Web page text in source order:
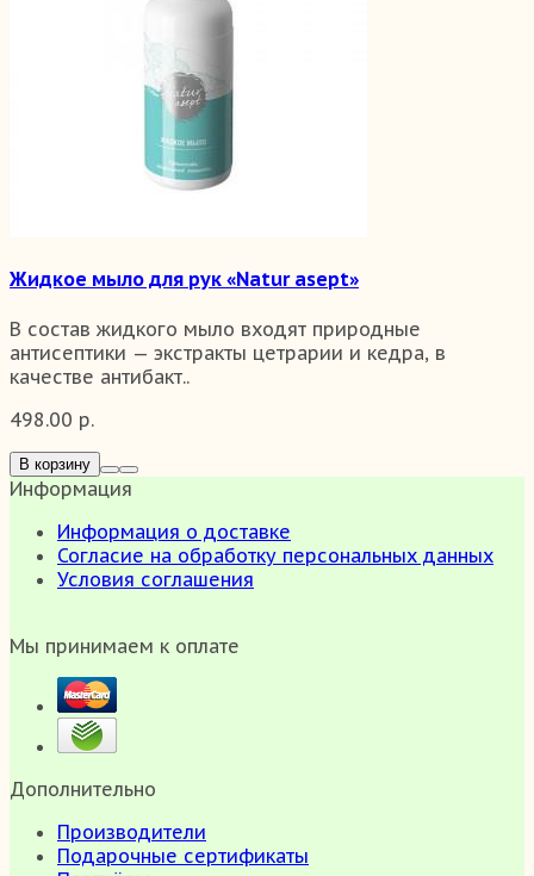
Жидкое мыло для рук «Natur asept»
В состав жидкого мыло входят природные
антисептики — экстракты цетрарии и кедра, в
качестве антибакт..
498.00 р.
В корзину
Информация
Информация о доставке
Согласие на обработку персональных данных
Условия соглашения
Мы принимаем к оплате
Дополнительно
Производители
Подарочные сертификаты